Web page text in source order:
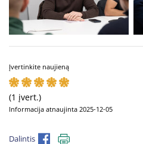
Įvertinkite naujieną
(1 įvert.)
Informacija atnaujinta 2025-12-05
Dalintis